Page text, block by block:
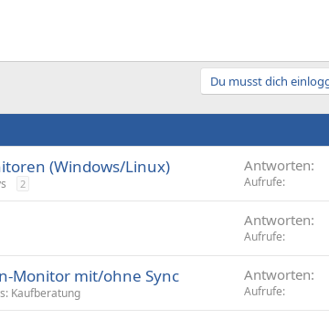
Du musst dich
(Windows/Linux)
2
Antworten
Aufrufe
Antworten
Aufrufe
Monitor mit/ohne Sync
Kaufberatung
Antworten
Aufrufe